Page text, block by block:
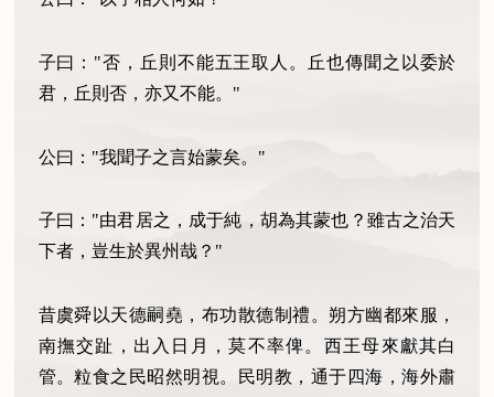
子曰："否，丘則不能五王取人。丘也傳聞之以委於
君，丘則否，亦又不能。"
公曰："我聞子之言始蒙矣。"
子曰："由君居之，成于純，胡為其蒙也？雖古之治天
下者，豈生於異州哉？"
昔虞舜以天德嗣堯，布功散德制禮。朔方幽都來服，
南撫交趾，出入日月，莫不率俾。西王母來獻其白
管。粒食之民昭然明視。民明教，通于四海，海外肅